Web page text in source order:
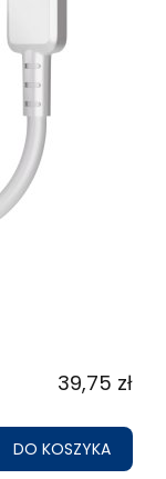
39,75 zł
DO KOSZYKA